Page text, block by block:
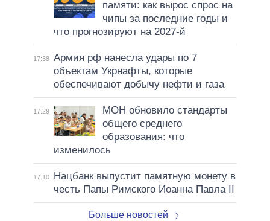
памяти: как вырос спрос на
чипы за последние годы и
что прогнозируют на 2027-й
17:38 Армия рф нанесла удары по 7
объектам Укрнафты, которые
обеспечивают добычу нефти и газа
17:29
МОН обновило стандарты
общего среднего
образования: что
изменилось
17:10
Нацбанк выпустит памятную монету в
честь Папы Римского Иоанна Павла II
Больше новостей